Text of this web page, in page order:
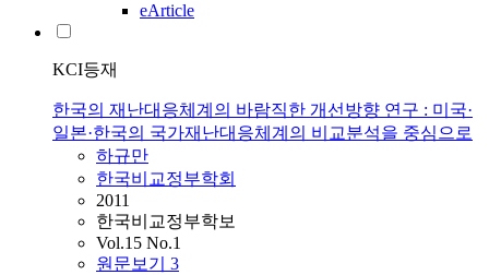
eArticle
KCI등재
한국의 재난대응체계의 바람직한 개선방향 연구 : 미국·
일본·한국의 국가재난대응체계의 비교분석을 중심으로
하규만
한국비교정부학회
2011
한국비교정부학보
Vol.15 No.1
원문보기 3